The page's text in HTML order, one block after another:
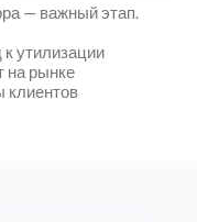
— важный этап.
утилизации
на рынке
7